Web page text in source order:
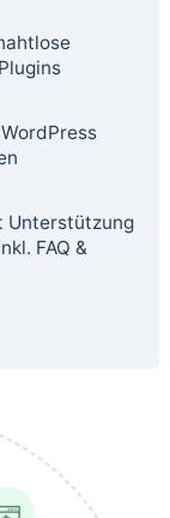
Unterstützung
FAQ &